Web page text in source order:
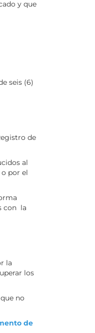
y que
seis (6)
de
al
o por el
con la
la
los
no
de